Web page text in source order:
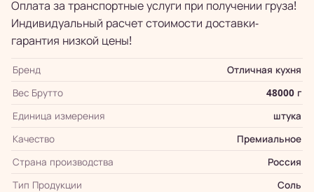
Оплата за транспортные услуги при получении груза!
Индивидуальный расчет стоимости доставки-
гарантия низкой цены!
Бренд
Отличная кухня
Вес Брутто
48000 г
Единица измерения
штука
Качество
Премиальное
Страна производства
Россия
Тип Продукции
Соль